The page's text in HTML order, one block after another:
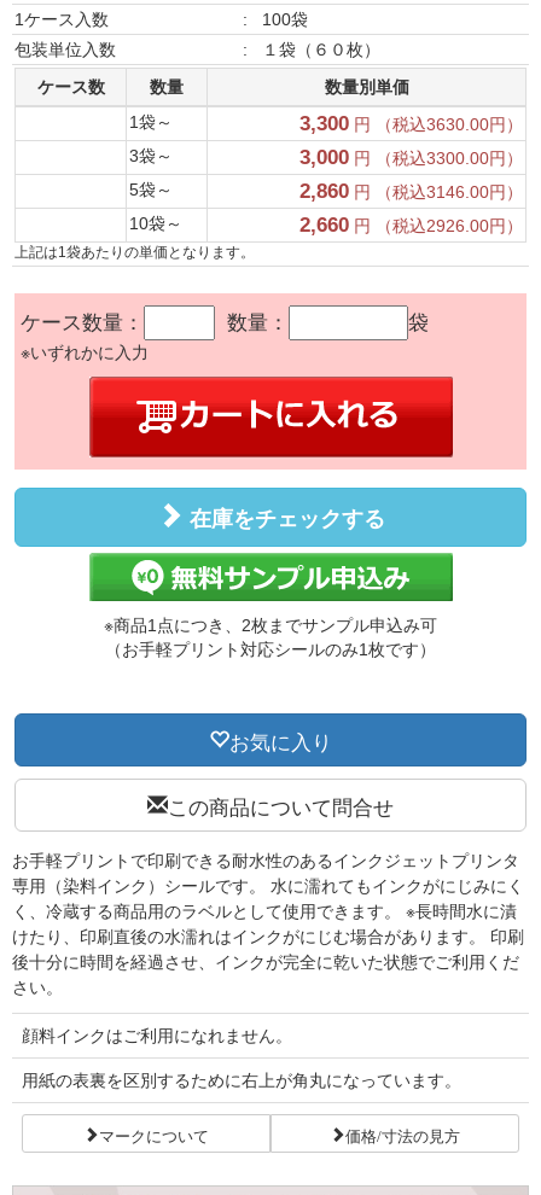
1ケース入数
:
100袋
包装単位入数
:
１袋（６０枚）
ケース数
数量
数量別単価
1袋～
3,300 円 （税込3630.00円）
3袋～
3,000 円 （税込3300.00円）
5袋～
2,860 円 （税込3146.00円）
10袋～
2,660 円 （税込2926.00円）
上記は1袋あたりの単価となります。
ケース数量： 数量： 袋
※いずれかに入力
在庫をチェックする
※商品1点につき、2枚までサンプル申込み可
（お手軽プリント対応シールのみ1枚です）
お気に入り
この商品について問合せ
お手軽プリントで印刷できる耐水性のあるインクジェットプリンタ
専用（染料インク）シールです。 水に濡れてもインクがにじみにく
く、冷蔵する商品用のラベルとして使用できます。 ※長時間水に漬
けたり、印刷直後の水濡れはインクがにじむ場合があります。 印刷
後十分に時間を経過させ、インクが完全に乾いた状態でご利用くだ
さい。
顔料インクはご利用になれません。
用紙の表裏を区別するために右上が角丸になっています。
マークについて 価格/寸法の見方